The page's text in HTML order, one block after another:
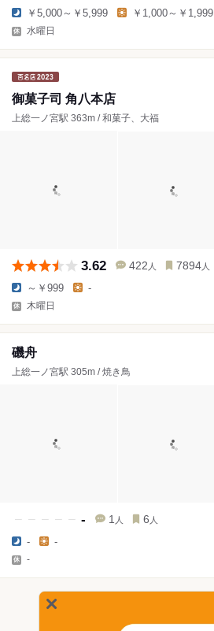
￥5,000～￥5,999 ￥1,000～￥1,999
水曜日
御菓子司 角八本店
上総一ノ宮駅 363m / 和菓子、大福
3.62 422 人 7894 人
～￥999 -
木曜日
磯舟
上総一ノ宮駅 305m / 焼き鳥
- 1 人 6 人
- -
-